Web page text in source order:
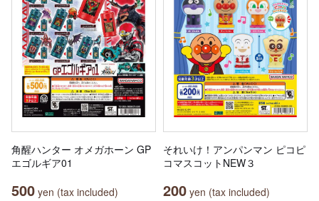
角醒ハンター オメガホーン GP
エゴルギア01
500 yen (tax included)
それいけ！アンパンマン ピコピ
コマスコットNEW３
200 yen (tax included)